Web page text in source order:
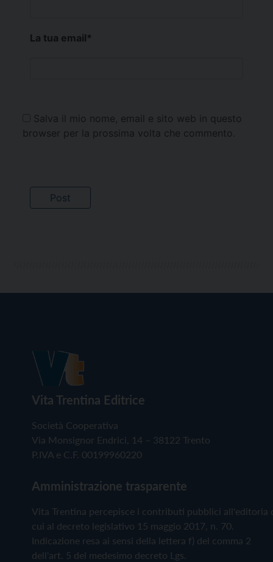
La tua email*
Salva il mio nome, email e sito web in questo
browser per la prossima volta che commento.
Vita Trentina Editrice
Società Cooperativa
Via Monsignor Endrici, 14 – 38122 Trento
P.IVA e C.F. 00199960220
Amministrazione trasparente
Vita Trentina percepisce i contributi pubblici all'editoria
cui al decreto legislativo 15 maggio 2017, n. 70.
Indicazione resa ai sensi della lettera f) del comma 2
dell'art. 5 del medesimo decreto Lgs.